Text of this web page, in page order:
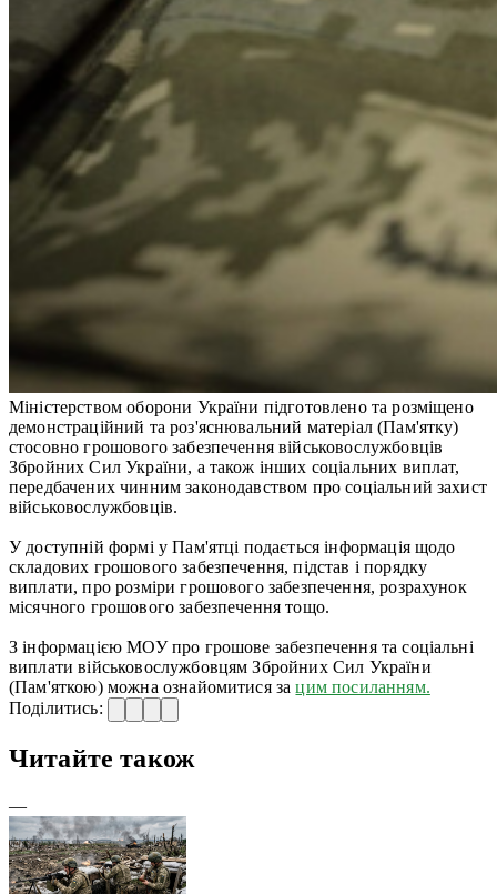
Міністерством оборони України підготовлено та розміщено
демонстраційний та роз'яснювальний матеріал (Пам'ятку)
стосовно грошового забезпечення військовослужбовців
Збройних Сил України, а також інших соціальних виплат,
передбачених чинним законодавством про соціальний захист
військовослужбовців.
У доступній формі у Пам'ятці подається інформація щодо
складових грошового забезпечення, підстав і порядку
виплати, про розміри грошового забезпечення, розрахунок
місячного грошового забезпечення тощо.
З інформацією МОУ про грошове забезпечення та соціальні
виплати військовослужбовцям Збройних Сил України
(Пам'яткою) можна ознайомитися зацим посиланням.
Поділитись:
Читайте також
—